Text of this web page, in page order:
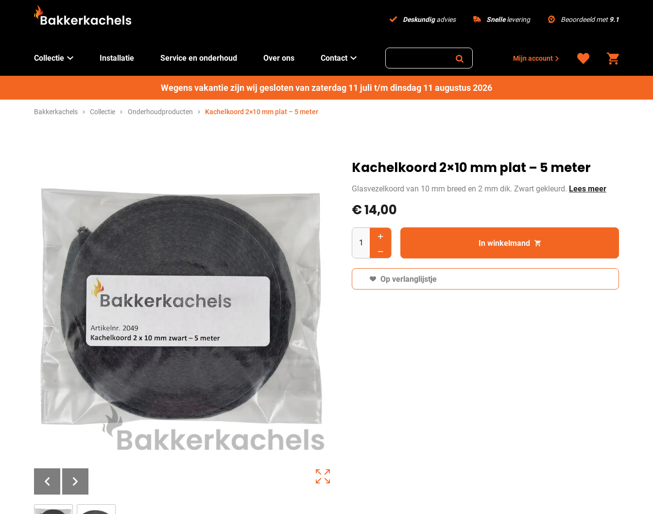
Deskundigadvies Snellelevering Beoordeeld met 9.1
Collectie Installatie Service en onderhoud Over ons Contact Mijn account
Wegens vakantie zijn wij gesloten van zaterdag 11 juli t/m dinsdag 11 augustus 2026
Bakkerkachels Collectie Onderhoudproducten Kachelkoord 2×10 mm plat – 5 meter
Kachelkoord 2×10 mm plat – 5 meter
Glasvezelkoord van 10 mm breed en 2 mm dik. Zwart gekleurd. Lees meer
€14,00
In winkelmand
Op verlanglijstje